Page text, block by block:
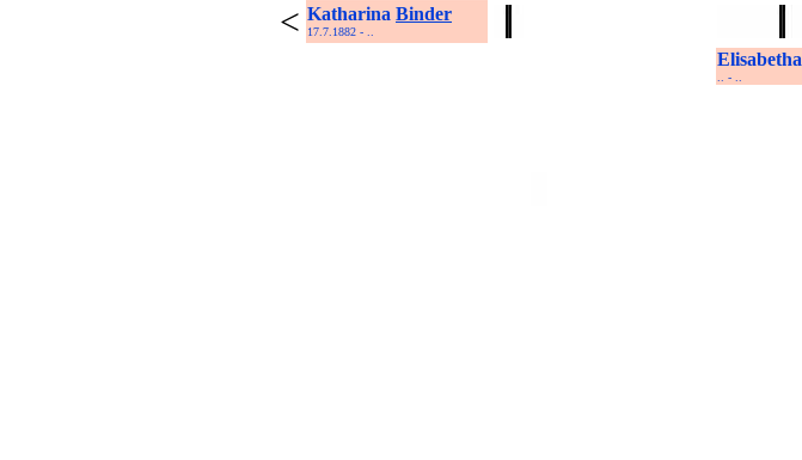
< Katharina Binder
17.7.1882 - ..
Elisabetha
.. - ..